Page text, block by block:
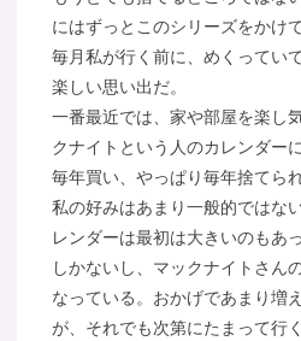
にはずっとこのシリーズをかけ
毎月私が行く前に、めくってい
楽しい思い出だ。
一番最近では、家や部屋を楽し
クナイトという人のカレンダー
毎年買い、やっぱり毎年捨てられ
私の好みはあまり一般的ではな
レンダーは最初は大きいのもあ
しかないし、マックナイトさん
なっている。おかげであまり増
が、それでも次第にたまって行く